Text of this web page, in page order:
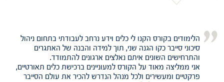
הלימודים בקורס הקנו לי כלים וידע נרחב לעבודתי בתחום ניהול
סיכוני סייבר כקו הגנה שני, תוך למידה והבנה של האתגרים
והתרחישים השונים איתם נאלצים ארגונים להתמודד.
אני ממליצה מאוד על הקורס למעוניינים ברכישת כלים תאורטיים,
פרקטיים ומעשירים ולכל מנהל הנדרש להכיר את עולם הסייבר